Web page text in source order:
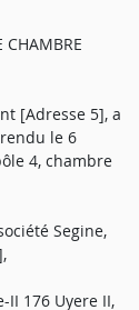
CHAMBRE
[Adresse 5], a
le 6
4, chambre
Segine,
II 176 Uyere II,